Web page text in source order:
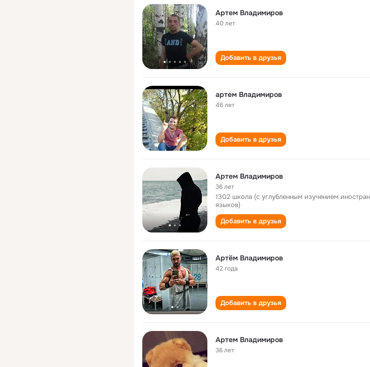
Артем Владимиров
40 лет
Добавить в друзья
артем Владимиров
46 лет
Добавить в друзья
Артем Владимиров
36 лет
1302 школа (с углубленным изучением
языков)
Добавить в друзья
Артём Владимиров
42 года
Добавить в друзья
Артем Владимиров
36 лет